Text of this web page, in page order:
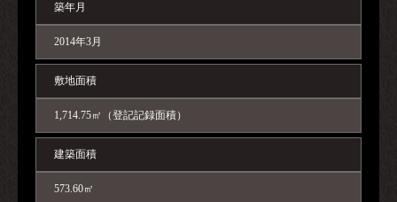
築年月
2014年3月
敷地面積
1,714.75㎡（登記記録面積）
建築面積
573.60㎡